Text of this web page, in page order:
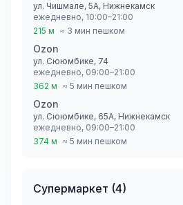
ул. Чишмале, 5А, Нижнекамск
ежедневно, 10:00–21:00
215 м ≈ 3 мин пешком
Ozon
ул. Сююмбике, 74
ежедневно, 09:00–21:00
362 м ≈ 5 мин пешком
Ozon
ул. Сююмбике, 65А, Нижнекамск
ежедневно, 09:00–21:00
374 м ≈ 5 мин пешком
Супермаркет (4)